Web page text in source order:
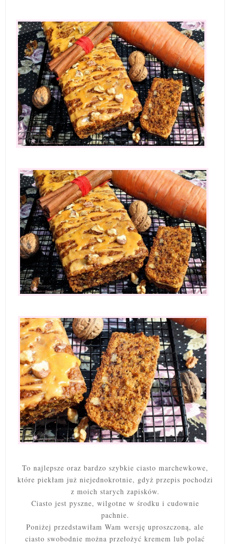
To najlepsze oraz bardzo szybkie ciasto marchewkowe,
które piekłam już niejednokrotnie, gdyż przepis pochodzi
z moich starych zapisków.
Ciasto jest pyszne, wilgotne w środku i cudownie
pachnie.
Poniżej przedstawiłam Wam wersję uproszczoną, ale
ciasto swobodnie można przełożyć kremem lub polać